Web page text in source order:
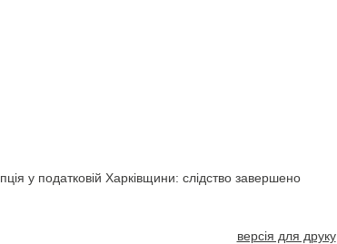
у податковій Харківщини: слідство завершено
версія для друку